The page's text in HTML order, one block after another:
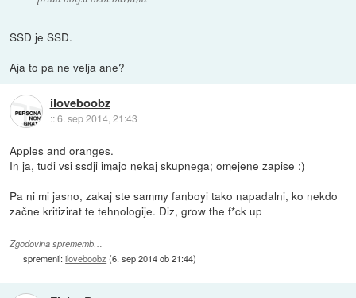
SSD je SSD.
Aja to pa ne velja ane?
iloveboobz
::6. sep 2014, 21:43
Apples and oranges.
In ja, tudi vsi ssdji imajo nekaj skupnega; omejene zapise :)
Pa ni mi jasno, zakaj ste sammy fanboyi tako napadalni, ko nekdo
začne kritizirat te tehnologije. Điz, grow the f*ck up
Zgodovina sprememb…
spremenil:iloveboobz (6. sep 2014 ob 21:44)